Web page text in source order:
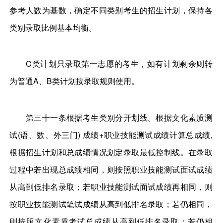
参考人数为基数，确定不同类别考生的招生计划，保持各
类别录取比例基本均衡。
C类计划只录取第一志愿的考生，如有计划剩余则转
为普通A、B类计划按录取规则使用。
第三十一条根据考生类别分开划线。根据文化素质测
试(语、数、外三门) 成绩+职业技能测试成绩计算总成绩,
根据招生计划和总成绩情况划定录取最低控制线。在录取
过程中若出现总成绩相同，则按照职业技能测试面试成绩
从高到低排名录取；若职业技能测试面试成绩再相同，则
按职业技能测试笔试成绩从高到低排名录取；若仍相同，